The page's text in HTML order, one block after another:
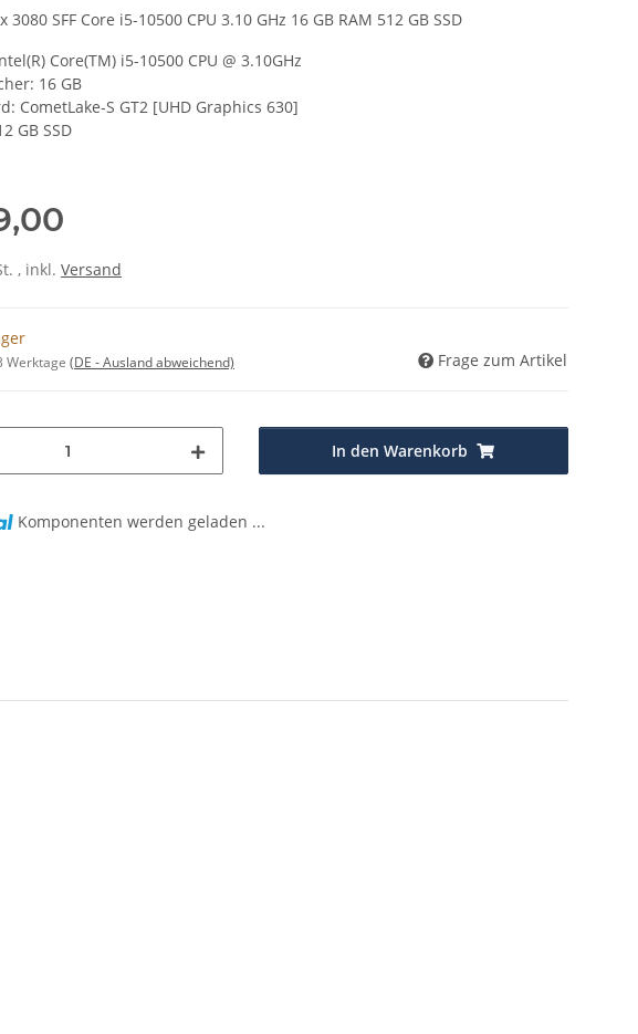
3080 SFF Core i5-10500 CPU 3.10 GHz 16 GB RAM 512 GB SSD
Core(TM) i5-10500 CPU @ 3.10GHz
16 GB
CometLake-S GT2 [UHD Graphics 630]
GB SSD
, inkl. Versand
Werktage (DE - Ausland abweichend) Frage zum Artikel
In den Warenkorb
Komponenten werden geladen ...